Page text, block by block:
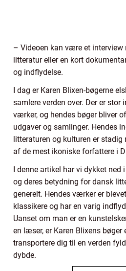
– Videoen kan være et interview
litteratur eller en kort
og indflydelse.
I dag er Karen Blixen-bøgerne
samlere verden over. Der er stor
værker, og hendes bøger bliver
udgaver og samlinger. Hendes
litteraturen og kulturen er
af de mest ikoniske forfattere i
I denne artikel har vi dykket ned
og deres betydning for dansk
generelt. Hendes værker er
klassikere og har en varig
Uanset om man er en
en læser, er Karen Blixens bøger
transportere dig til en verden
dybde.